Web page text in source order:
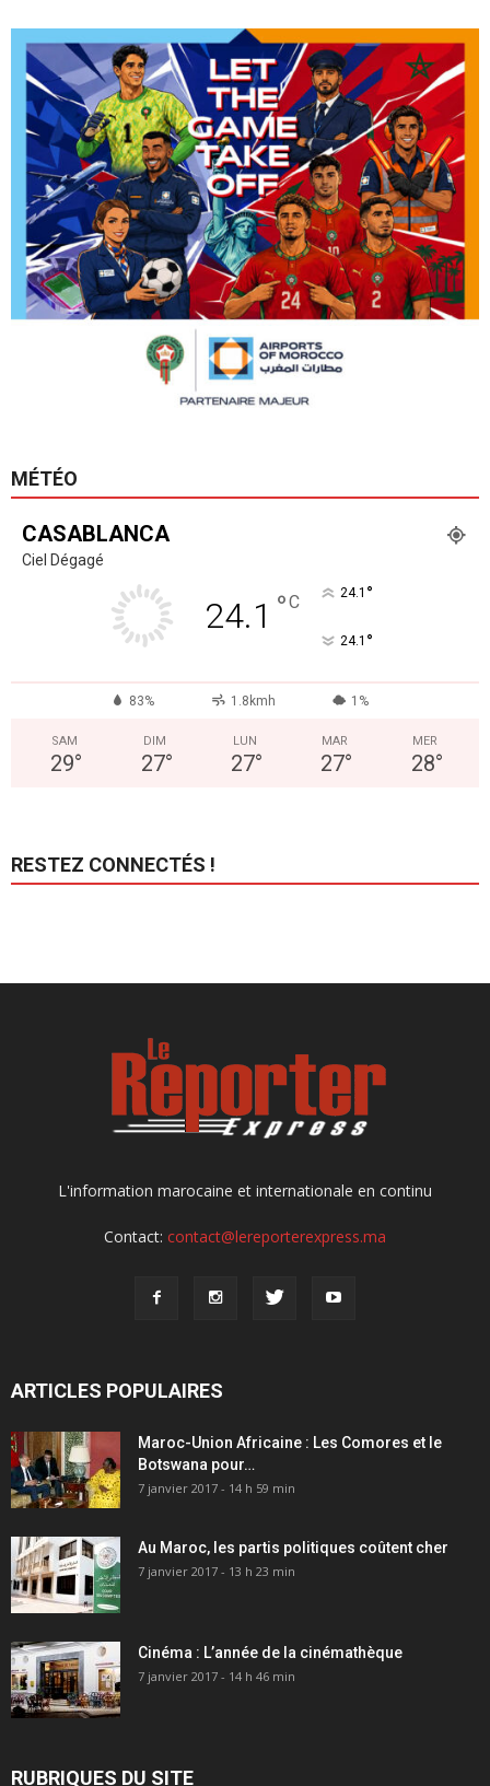
MÉTÉO
CASABLANCA
Ciel Dégagé
24.1 °C 24.1 °
24.1 °
83% 1.8kmh 1%
SAM
29°
DIM
27°
LUN
27°
MAR
27°
MER
28°
RESTEZ CONNECTÉS !
L'information marocaine et internationale en continu
Contact: contact@lereporterexpress.ma
ARTICLES POPULAIRES
Maroc-Union Africaine : Les Comores et le
Botswana pour…
7 janvier 2017 - 14 h 59 min
Au Maroc, les partis politiques coûtent cher
7 janvier 2017 - 13 h 23 min
Cinéma : L’année de la cinémathèque
7 janvier 2017 - 14 h 46 min
RUBRIQUES DU SITE